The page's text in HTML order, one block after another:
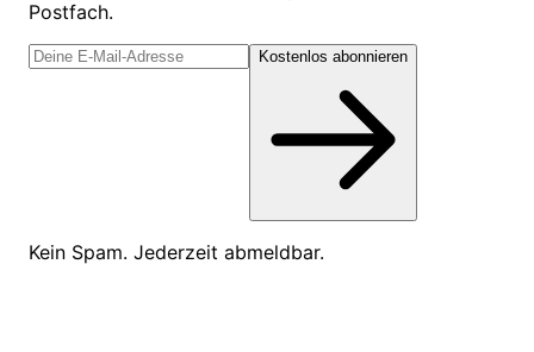
Postfach.
Kostenlos abonnieren
Kein Spam. Jederzeit abmeldbar.